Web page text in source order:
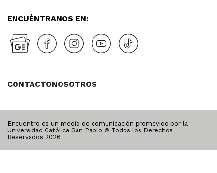
ENCUÉNTRANOS EN:
CONTACTONOSOTROS
Encuentro es un medio de comunicación promovido por la
Universidad Católica San Pablo © Todos los Derechos
Reservados 2026